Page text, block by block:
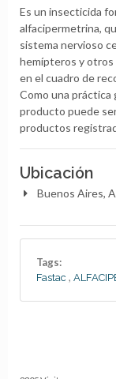
Es un insecticida
alfacipermetrina,
sistema nervioso
hemípteros y otros
en el cuadro de
Como una práctica
producto puede
productos
Ubicación
Buenos Aires,
Tags:
Fastac ,